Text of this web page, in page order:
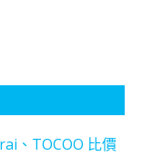
、TOCOO 比價